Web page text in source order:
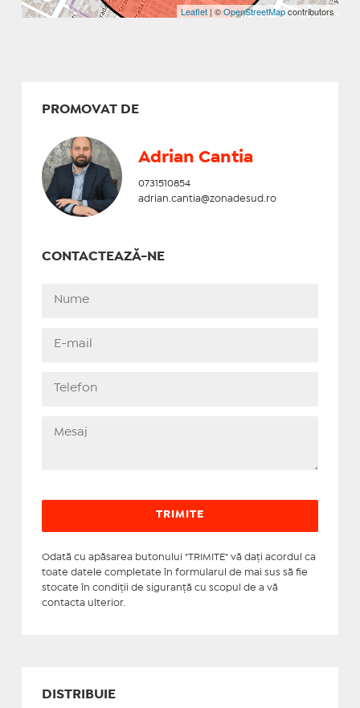
Leaflet | ©OpenStreetMapcontributors
PROMOVAT DE
Adrian Cantia
0731510854
adrian.cantia@zonadesud.ro
CONTACTEAZĂ-NE
Odată cu apăsarea butonului "TRIMITE" vă daţi acordul ca
toate datele completate în formularul de mai sus să fie
stocate în condiţii de siguranţă cu scopul de a vă
contacta ulterior.
DISTRIBUIE